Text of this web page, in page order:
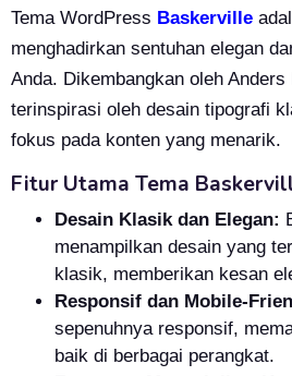
Tema WordPress Baskerville
menghadirkan sentuhan elegan
Anda. Dikembangkan oleh
terinspirasi oleh desain tipografi
fokus pada konten yang menarik.
Fitur Utama Tema
Desain Klasik dan Elegan:
menampilkan desain yang
klasik, memberikan kesan
Responsif dan Mobile-
sepenuhnya responsif,
baik di berbagai perangkat.